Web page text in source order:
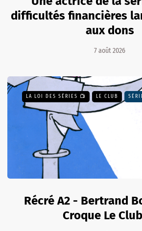
difficultés financières
aux dons
7 août 2026
LA LOI DES SÉRIES 📺 LE CLUB
Récré A2 - Bertrand
Croque Le